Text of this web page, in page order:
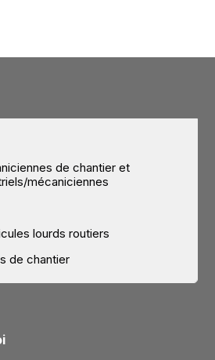
de chantier et
mécaniciennes
lourds routiers
de chantier